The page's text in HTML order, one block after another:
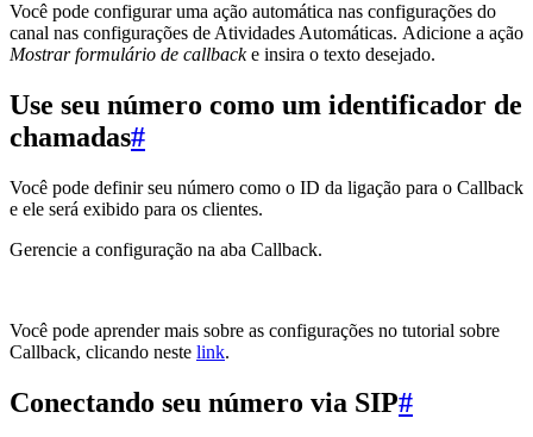
Você pode configurar uma ação automática nas configurações do
canal nas configurações de Atividades Automáticas. Adicione a ação
Mostrar formulário de callbacke insira o texto desejado.
Use seu número como um identificador de
chamadas#
Você pode definir seu número como o ID da ligação para o Callback
e ele será exibido para os clientes.
Gerencie a configuração na aba Callback.
Você pode aprender mais sobre as configurações no tutorial sobre
Callback, clicando neste link.
Conectando seu número via SIP#